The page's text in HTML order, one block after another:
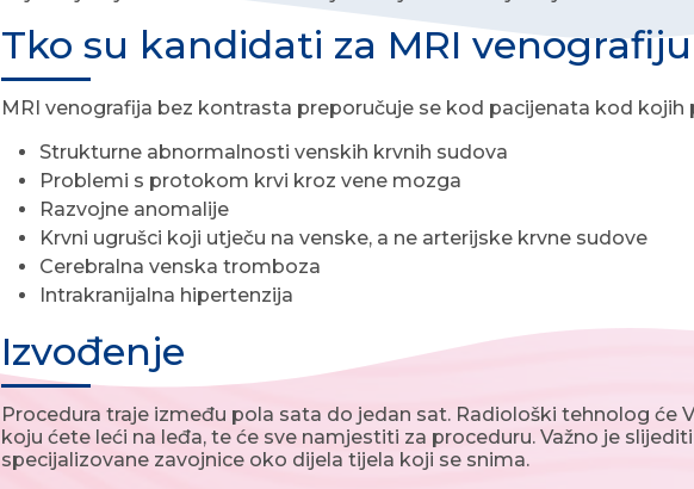
Tko su kandidati za MRI
MRI venografija bez kontrasta preporučuje se kod pacijenata kod kojih
Strukturne abnormalnosti venskih krvnih sudova
Problemi s protokom krvi kroz vene mozga
Razvojne anomalije
Krvni ugrušci koji utječu na venske, a ne arterijske krvne sudove
Cerebralna venska tromboza
Intrakranijalna hipertenzija
Izvođenje
Procedura traje između pola sata do jedan sat. Radiološki tehnolog će
koju ćete leći na leđa, te će sve namjestiti za proceduru. Važno je
specijalizovane zavojnice oko dijela tijela koji se snima.